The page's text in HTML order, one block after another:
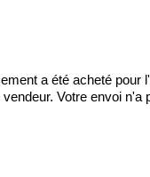
a été acheté pour
Votre envoi n'a